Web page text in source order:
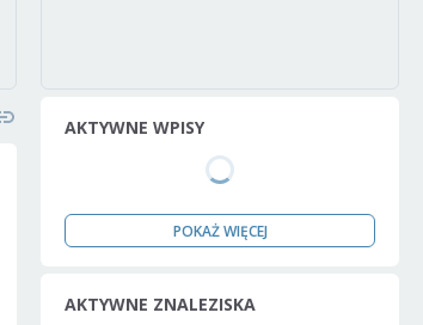
AKTYWNE WPISY
POKAŻ WIĘCEJ
AKTYWNE ZNALEZISKA